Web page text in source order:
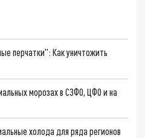
перчатки": Как уничтожить
морозах в СЗФО, ЦФО и на
холода для ряда регионов